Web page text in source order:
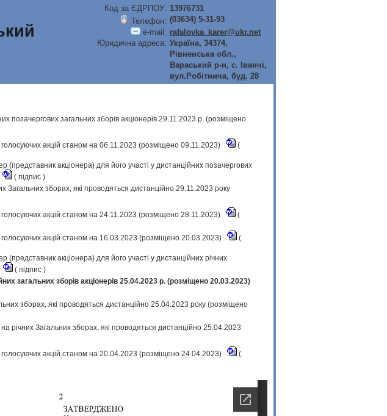
Код за ЄДРПОУ: 13976731
Телефон: (03634) 5-31-93
e-mail: rafalovka_karer@ukr.net
Юридична адреса: Україна, 34374,
Рiвненська обл.,
Вараський р-н, с. Iванчi,
вул.Робiтнича, буд. 28
позачергових загальних зборів акціонерів 29.11.2023 р. (розміщено
голосуючих акцій станом на 06.11.2023 (розміщено 09.11.2023)
(
(представник акціонера) для його участі у дистанційних позачергових
( підпис )
Загальних зборах, які проводяться дистанційно 29.11.2023 року
голосуючих акцій станом на 24.11.2023 (розміщено 28.11.2023)
(
голосуючих акцій станом на 16.03.2023 (розміщено 20.03.2023)
(
(представник акціонера) для його участі у дистанційних річних
( підпис )
загальних зборів акціонерів 25.04.2023 р. (розміщено 20.03.2023)
зборах, які проводяться дистанційно 25.04.2023 року (розміщено
річних Загальних зборах, які проводяться дистанційно 25.04.2023
голосуючих акцій станом на 20.04.2023 (розміщено 24.04.2023)
(